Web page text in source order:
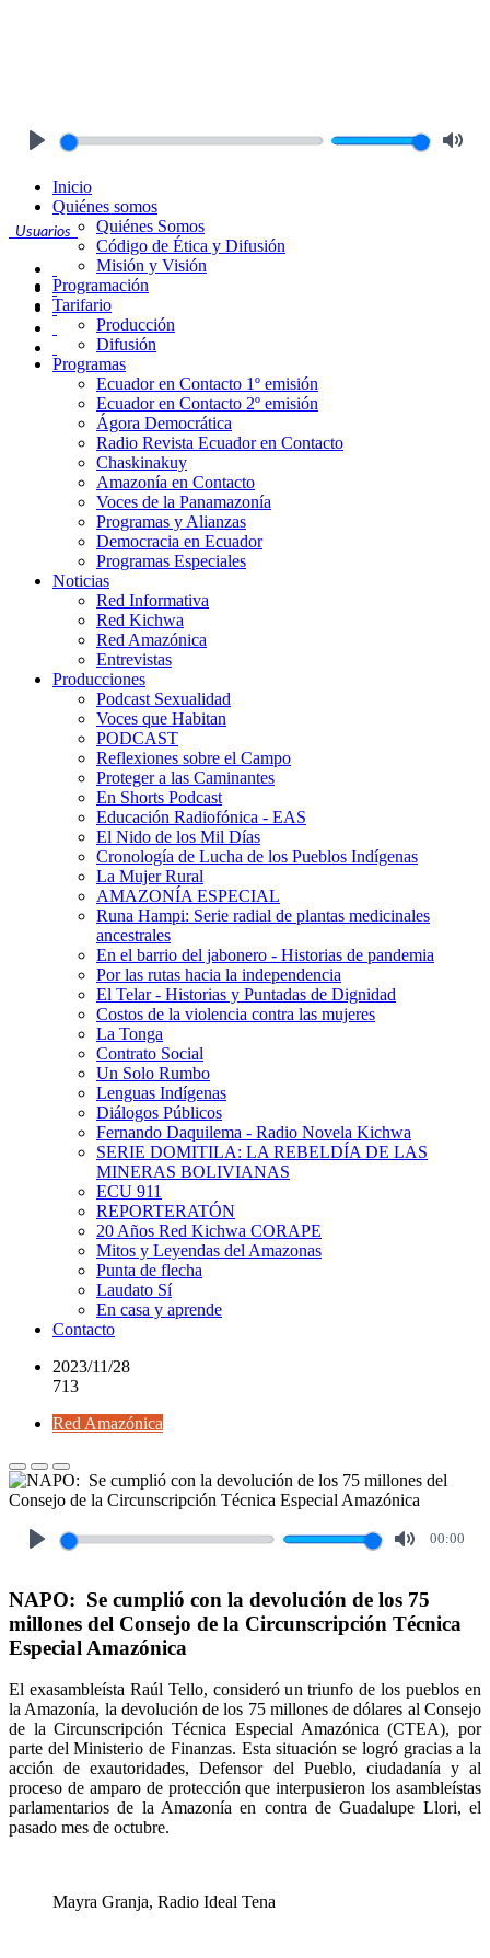
Usuarios
Inicio
Quiénes somos
Quiénes Somos
Código de Ética y Difusión
Misión y Visión
Programación
Tarifario
Producción
Difusión
Programas
Ecuador en Contacto 1º emisión
Ecuador en Contacto 2º emisión
Ágora Democrática
Radio Revista Ecuador en Contacto
Chaskinakuy
Amazonía en Contacto
Voces de la Panamazonía
Programas y Alianzas
Democracia en Ecuador
Programas Especiales
Noticias
Red Informativa
Red Kichwa
Red Amazónica
Entrevistas
Producciones
Podcast Sexualidad
Voces que Habitan
PODCAST
Reflexiones sobre el Campo
Proteger a las Caminantes
En Shorts Podcast
Educación Radiofónica - EAS
El Nido de los Mil Días
Cronología de Lucha de los Pueblos Indígenas
La Mujer Rural
AMAZONÍA ESPECIAL
Runa Hampi: Serie radial de plantas medicinales
ancestrales
En el barrio del jabonero - Historias de pandemia
Por las rutas hacia la independencia
El Telar - Historias y Puntadas de Dignidad
Costos de la violencia contra las mujeres
La Tonga
Contrato Social
Un Solo Rumbo
Lenguas Indígenas
Diálogos Públicos
Fernando Daquilema - Radio Novela Kichwa
SERIE DOMITILA: LA REBELDÍA DE LAS
MINERAS BOLIVIANAS
ECU 911
REPORTERATÓN
20 Años Red Kichwa CORAPE
Mitos y Leyendas del Amazonas
Punta de flecha
Laudato Sí
En casa y aprende
Contacto
2023/11/28
713
Red Amazónica
00:00
NAPO: Se cumplió con la devolución de los 75
millones del Consejo de la Circunscripción Técnica
Especial Amazónica
El exasambleísta Raúl Tello, consideró un triunfo de los pueblos en
la Amazonía, la devolución de los 75 millones de dólares al Consejo
de la Circunscripción Técnica Especial Amazónica (CTEA), por
parte del Ministerio de Finanzas. Esta situación se logró gracias a la
acción de exautoridades, Defensor del Pueblo, ciudadanía y al
proceso de amparo de protección que interpusieron los asambleístas
parlamentarios de la Amazonía en contra de Guadalupe Llori, el
pasado mes de octubre.
Mayra Granja, Radio Ideal Tena